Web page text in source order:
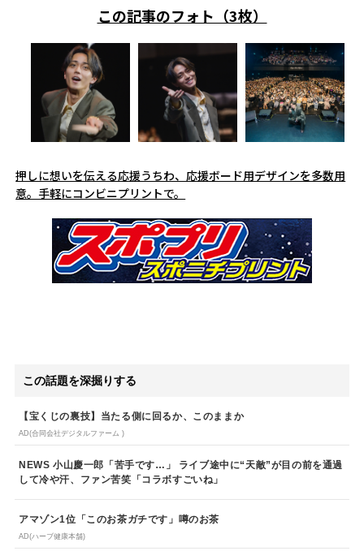
この記事のフォト（3枚）
押しに想いを伝える応援うちわ、応援ボード用デザインを多数用
意。手軽にコンビニプリントで。
この話題を深掘りする
【宝くじの裏技】当たる側に回るか、このままか
AD(合同会社デジタルファーム )
NEWS 小山慶一郎「苦手です…」 ライブ途中に“天敵”が目の前を通過
して冷や汗、ファン苦笑「コラボすごいね」
アマゾン1位「このお茶ガチです」噂のお茶
AD(ハーブ健康本舗)